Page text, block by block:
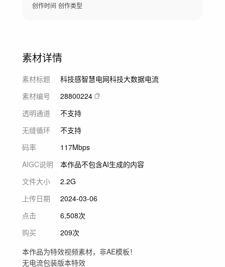
创作时间 创作类型
素材详情
素材标题
科技感智慧电网科技大数据电流
素材编号
28800224
透明通道
不支持
无缝循环
不支持
码率
117Mbps
AIGC说明
本作品不包含AI生成的内容
文件大小
2.2G
上传日期
2024-03-06
点击
6,508次
购买
209次
本作品为特效视频素材，非AE模板！
无电流包装版本特效